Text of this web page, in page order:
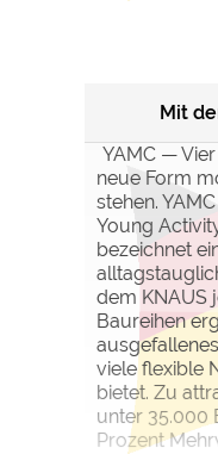
Mit
YAMC —
neue Form
stehen.
Young
bezeichnet
dem KNAUS
Baureihen
viele flexible
bietet. Zu
unter 35.000
Prozent